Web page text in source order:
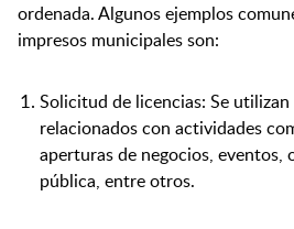
ordenada. Algunos ejemplos
impresos municipales son:
Solicitud de licencias: Se
relacionados con actividades
aperturas de negocios, eventos,
pública, entre otros.